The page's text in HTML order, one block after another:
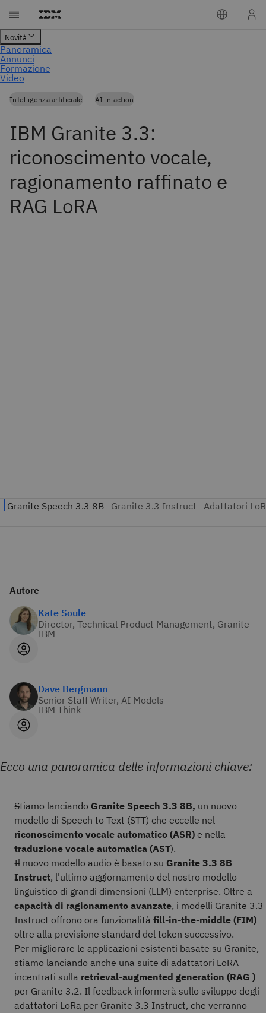
Intelligenza artificiale AI in action
IBM Granite 3.3:
riconoscimento vocale,
ragionamento raffinato e
RAG LoRA
Autore
Kate Soule
Director, Technical Product Management, Granite
IBM
Dave Bergmann
Senior Staff Writer, AI Models
IBM Think
Ecco una panoramica delle informazioni chiave:
Stiamo lanciando Granite Speech 3.3 8B, un nuovo
modello di Speech to Text (STT) che eccelle nel
riconoscimento vocale automatico (ASR) e nella
traduzione vocale automatica (AST).
Il nuovo modello audio è basato su Granite 3.3 8B
Instruct, l'ultimo aggiornamento del nostro modello
linguistico di grandi dimensioni (LLM) enterprise. Oltre a
capacità di ragionamento avanzate, i modelli Granite 3.3
Instruct offrono ora funzionalità fill-in-the-middle (FIM)
oltre alla previsione standard del token successivo.
Per migliorare le applicazioni esistenti basate su Granite,
stiamo lanciando anche una suite di adattatori LoRA
incentrati sulla retrieval-augmented generation (RAG )
per Granite 3.2. Il feedback informerà sullo sviluppo degli
adattatori LoRa per Granite 3.3 Instruct, che verranno